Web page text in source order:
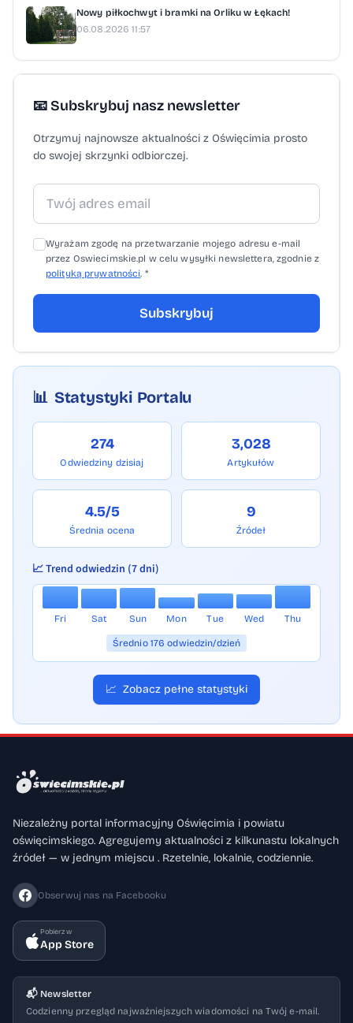
Nowy piłkochwyt i bramki na Orliku w Łękach!
06.08.2026 11:57
📧 Subskrybuj nasz newsletter
Otrzymuj najnowsze aktualności z Oświęcimia prosto
do swojej skrzynki odbiorczej.
Wyrażam zgodę na przetwarzanie mojego adresu e-mail
przez Oswiecimskie.pl w celu wysyłki newslettera, zgodnie z
polityką prywatności. *
Subskrybuj
📊 Statystyki Portalu
274
Odwiedziny dzisiaj
3,028
Artykułów
4.5/5
Średnia ocena
9
Źródeł
📈 Trend odwiedzin (7 dni)
Fri Sat Sun Mon Tue Wed Thu
Średnio 176 odwiedzin/dzień
📈 Zobacz pełne statystyki
Niezależny portal informacyjny Oświęcimia i powiatu
oświęcimskiego. Agregujemy aktualności z kilkunastu lokalnych
źródeł — w jednym miejscu . Rzetelnie, lokalnie, codziennie.
Obserwuj nas na Facebooku
Pobierz w
App Store
📬 Newsletter
Codzienny przegląd najważniejszych wiadomości na Twój e-mail.